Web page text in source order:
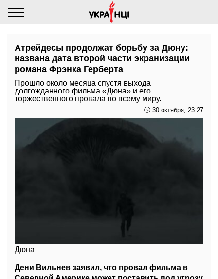
Атрейдесы продолжат борьбу за Дюну:
названа дата второй части экранизации
романа Фрэнка Герберта
Прошло около месяца спустя выхода
долгожданного фильма «Дюна» и его
торжественного провала по всему миру.
🕓 30 октября, 23:27
Дюна
Дени Вильнев заявил, что провал фильма в